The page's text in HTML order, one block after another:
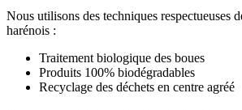
Nous utilisons des techniques respectueuses
harénois :
Traitement biologique des boues
Produits 100% biodégradables
Recyclage des déchets en centre agréé